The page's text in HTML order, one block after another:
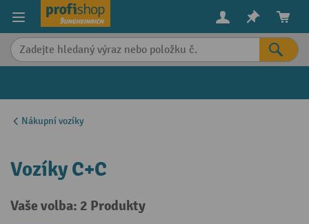
content
Nákupní vozíky
Vozíky C+C
Vaše volba: 2 Produkty